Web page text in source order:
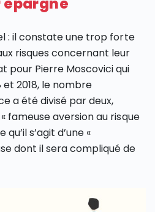
: il constate une trop forte
risques concernant leur
pour Pierre Moscovici qui
2018, le nombre
a été divisé par deux,
fameuse aversion au risque
s’agit d’une «
dont il sera compliqué de